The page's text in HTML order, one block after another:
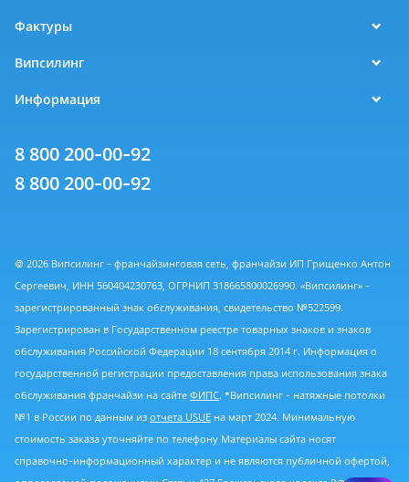
Фактуры
Випсилинг
Информация
8 800 200-00-92
8 800 200-00-92
© 2026 Випсилинг - франчайзинговая сеть, франчайзи ИП Грищенко Антон
Сергеевич, ИНН 560404230763, ОГРНИП 318665800026990. «Випсилинг» -
зарегистрированный знак обслуживания, свидетельство №522599.
Зарегистрирован в Государственном реестре товарных знаков и знаков
обслуживания Российской Федерации 18 сентября 2014 г. Информация о
государственной регистрации предоставления права использования знака
обслуживания франчайзи на сайте ФИПС. *Випсилинг - натяжные потолки
№1 в России по данным из отчета USUE на март 2024. Минимальную
стоимость заказа уточняйте по телефону Материалы сайта носят
справочно-информационный характер и не являются публичной офертой,